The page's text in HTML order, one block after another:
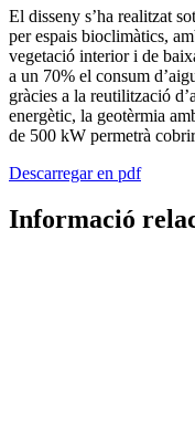
El disseny s’ha realitzat
per espais bioclimàtics,
vegetació interior i de
a un 70% el consum
gràcies a la reutilització
energètic, la geotèrmia
de 500 kW permetrà
Descarregar en pdf
Informació